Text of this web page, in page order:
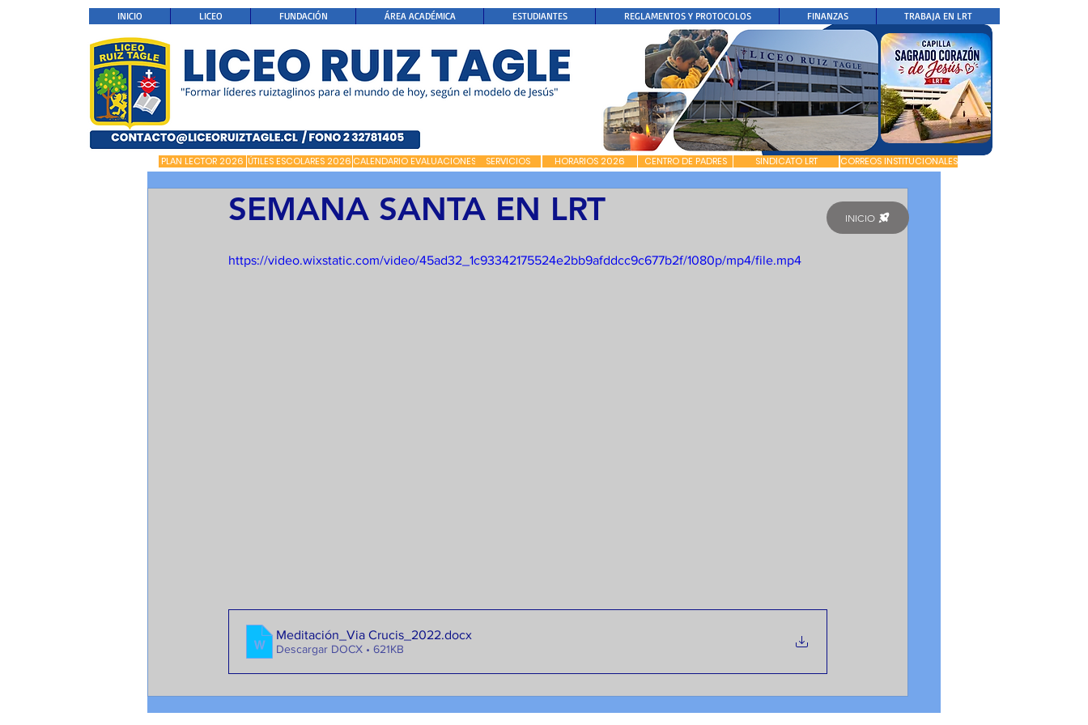
INICIO LICEO FUNDACIÓN ÁREA ACADÉMICA ESTUDIANTES REGLAMENTOS Y PROTOCOLOS FINANZAS TRABAJA EN LRT
PLAN LECTOR 2026 ÚTILES ESCOLARES 2026 CALENDARIO EVALUACIONES SERVICIOS HORARIOS 2026 CENTRO DE PADRES SINDICATO LRT CORREOS INSTITUCIONALES
SEMANA SANTA EN LRT
https://video.wixstatic.com/video/45ad32_1c93342175524e2bb9afddcc9c677b2f/1080p/mp4/file.mp4
Meditación_Via Crucis_2022.docx
Descargar DOCX • 621KB
INICIO